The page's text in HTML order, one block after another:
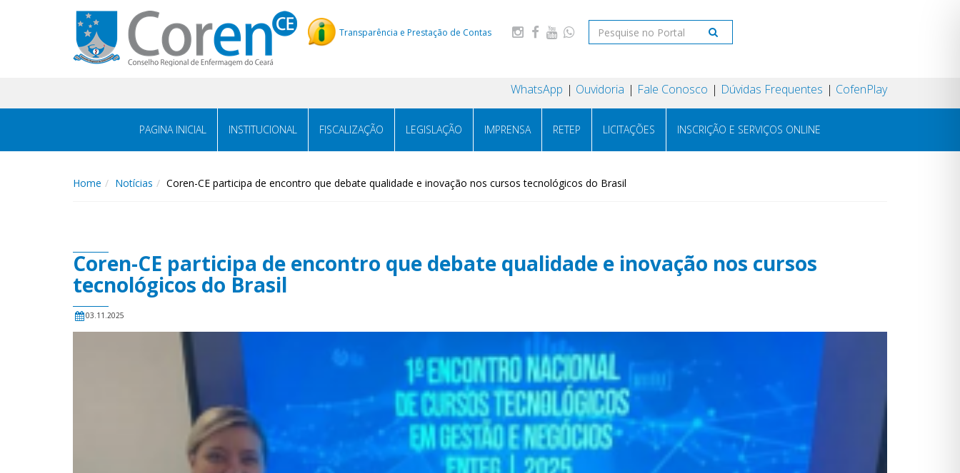
Transparência e Prestação de Contas
WhatsApp Ouvidoria Fale Conosco Dúvidas Frequentes CofenPlay
PAGINA INICIAL INSTITUCIONAL FISCALIZAÇÃO LEGISLAÇÃO IMPRENSA RETEP LICITAÇÕES INSCRIÇÃO E SERVIÇOS ONLINE
Home Notícias Coren-CE participa de encontro que debate qualidade e inovação nos cursos tecnológicos do Brasil
Coren-CE participa de encontro que debate qualidade e inovação nos cursos
tecnológicos do Brasil
03.11.2025